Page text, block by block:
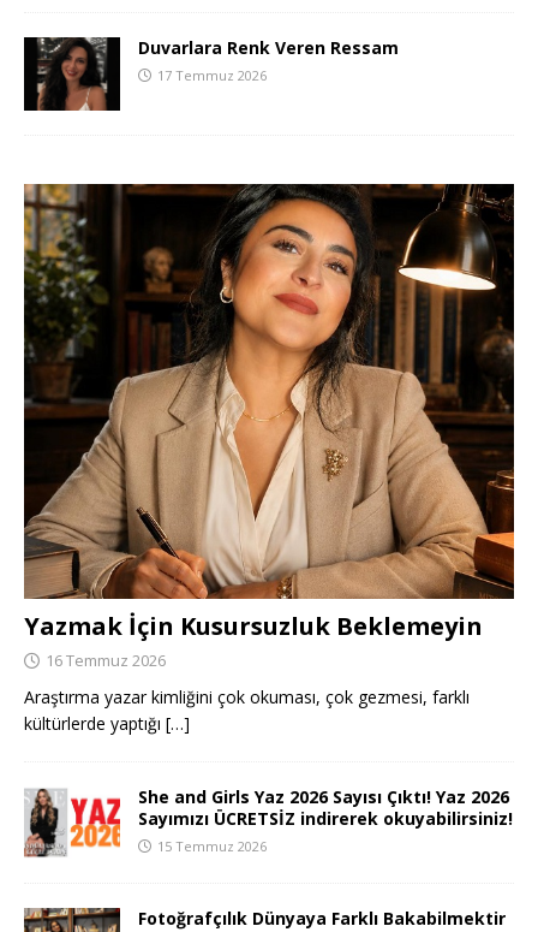
Duvarlara Renk Veren Ressam
17 Temmuz 2026
Yazmak İçin Kusursuzluk Beklemeyin
16 Temmuz 2026
Araştırma yazar kimliğini çok okuması, çok gezmesi, farklı
kültürlerde yaptığı […]
She and Girls Yaz 2026 Sayısı Çıktı! Yaz 2026
Sayımızı ÜCRETSİZ indirerek okuyabilirsiniz!
15 Temmuz 2026
Fotoğrafçılık Dünyaya Farklı Bakabilmektir